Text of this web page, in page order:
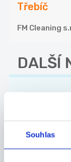
Souhlas
Třebíč
FM Cleaning
DALŠÍ
Hledáme